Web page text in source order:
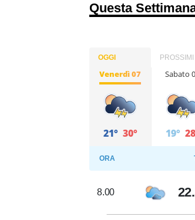
Questa
OGGI PROSSIMI
Venerdì 07
21° 30°
Sabato
19°
ORA
8.00